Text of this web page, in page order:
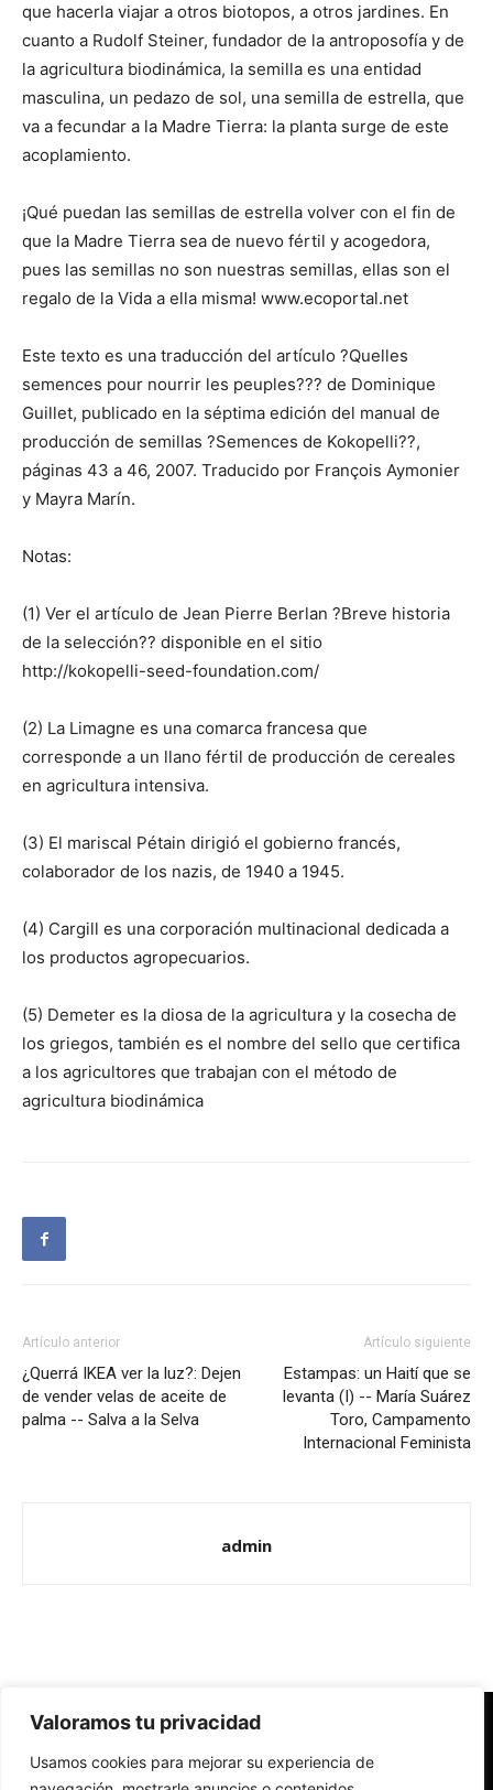
Valoramos tu privacidad
Usamos cookies para mejorar su experiencia de
que hacerla viajar a otros biotopos, a otros jardines. En
cuanto a Rudolf Steiner, fundador de la antroposofía y de
la agricultura biodinámica, la semilla es una entidad
masculina, un pedazo de sol, una semilla de estrella, que
va a fecundar a la Madre Tierra: la planta surge de este
acoplamiento.
¡Qué puedan las semillas de estrella volver con el fin de
que la Madre Tierra sea de nuevo fértil y acogedora,
pues las semillas no son nuestras semillas, ellas son el
regalo de la Vida a ella misma! www.ecoportal.net
Este texto es una traducción del artículo ?Quelles
semences pour nourrir les peuples??? de Dominique
Guillet, publicado en la séptima edición del manual de
producción de semillas ?Semences de Kokopelli??,
páginas 43 a 46, 2007. Traducido por François Aymonier
y Mayra Marín.
Notas:
(1) Ver el artículo de Jean Pierre Berlan ?Breve historia
de la selección?? disponible en el sitio
http://kokopelli-seed-foundation.com/
(2) La Limagne es una comarca francesa que
corresponde a un llano fértil de producción de cereales
en agricultura intensiva.
(3) El mariscal Pétain dirigió el gobierno francés,
colaborador de los nazis, de 1940 a 1945.
(4) Cargill es una corporación multinacional dedicada a
los productos agropecuarios.
(5) Demeter es la diosa de la agricultura y la cosecha de
los griegos, también es el nombre del sello que certifica
a los agricultores que trabajan con el método de
agricultura biodinámica
Artículo anterior
¿Querrá IKEA ver la luz?: Dejen
de vender velas de aceite de
palma -- Salva a la Selva
Artículo siguiente
Estampas: un Haití que se
levanta (I) -- María Suárez
Toro, Campamento
Internacional Feminista
admin
Redes Cristianas
Una mirada alternativa sobre la Iglesia católica y la sociedad
- Colectivos de Redes Cristianas